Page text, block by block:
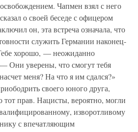
Чапмен взял с него
о своей беседе с офицером
он, эта встреча означала, что
служить Германии наконец-
хорошо, — неожиданно
Они уверены, что смогут тебя
меня? На что я им сдался?»
своего юного друга,
тот прав. Нацисты, вероятно, могли
изворотливому
с впечатляющим